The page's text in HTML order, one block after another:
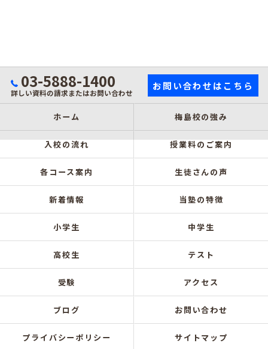
03-5888-1400
詳しい資料の請求またはお問い合わせ
お問い合わせはこちら
ホーム 梅島校の強み
入校の流れ 授業料のご案内
各コース案内 生徒さんの声
新着情報 当塾の特徴
小学生 中学生
高校生 テスト
受験 アクセス
ブログ お問い合わせ
プライバシーポリシー サイトマップ